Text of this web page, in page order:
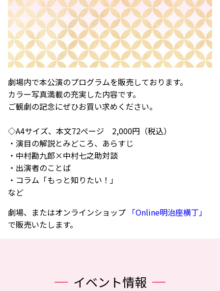
劇場内で本公演のプログラムを販売しております。
カラー写真満載の充実した内容です。
ご観劇の記念にぜひお買い求めください。
◇A4サイズ、本文72ぺージ 2,000円（税込）
・演目の解説とみどころ、あらすじ
・中村勘九郎×中村七之助対談
・出演者のことば
・コラム「もっと知りたい！」
など
劇場、またはオンラインショップ 「Online明治座横丁」
で販売いたします。
イベント情報